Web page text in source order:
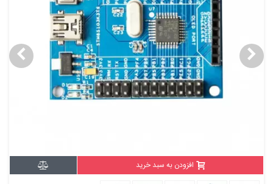
افزودن به سبد خرید